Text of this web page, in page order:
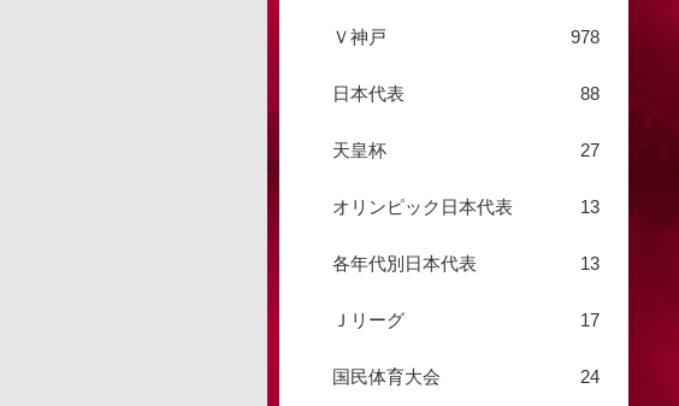
Ｖ神戸 978
日本代表 88
天皇杯 27
オリンピック日本代表 13
各年代別日本代表 13
Ｊリーグ 17
国民体育大会 24